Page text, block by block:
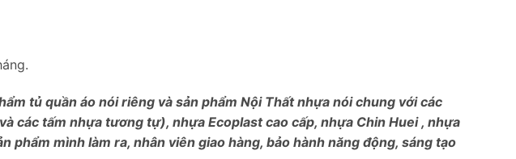
tủ quần áo nói riêng và sản phẩm Nội Thất nhựa nói chung với các
các tấm nhựa tương tự), nhựa Ecoplast cao cấp, nhựa Chin Huei , nhựa
mình làm ra, nhân viên giao hàng, bảo hành năng động, sáng tạo